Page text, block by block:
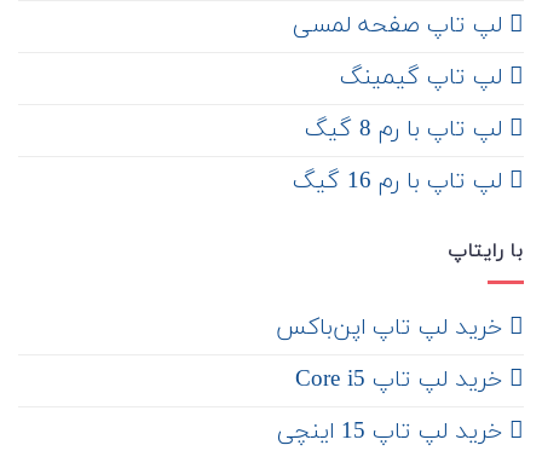
لپ تاپ صفحه لمسی
لپ تاپ گیمینگ
لپ تاپ با رم 8 گیگ
لپ تاپ با رم 16 گیگ
با رایتاپ
‌ خرید لپ تاپ اپن‌باکس
خرید لپ تاپ Core i5
‌‌ خرید لپ تاپ 15 اینچی